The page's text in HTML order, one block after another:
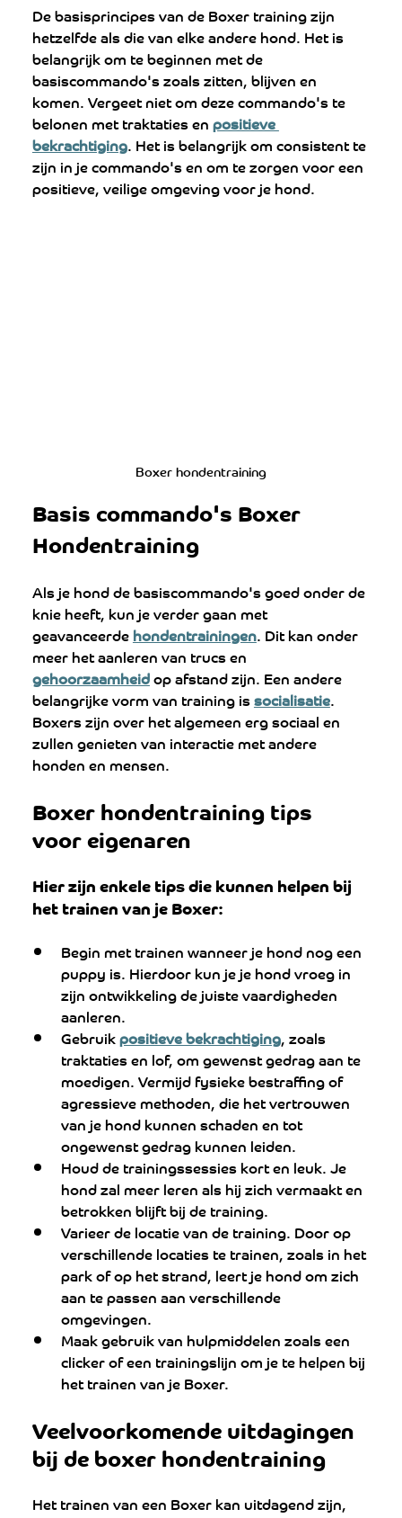
De basisprincipes van de Boxer training zijn
hetzelfde als die van elke andere hond. Het is
belangrijk om te beginnen met de
basiscommando's zoals zitten, blijven en
komen. Vergeet niet om deze commando's te
belonen met traktaties en positieve
bekrachtiging. Het is belangrijk om consistent te
zijn in je commando's en om te zorgen voor een
positieve, veilige omgeving voor je hond.
Boxer hondentraining
Basis commando's Boxer
Hondentraining
Als je hond de basiscommando's goed onder de
knie heeft, kun je verder gaan met
geavanceerde hondentrainingen. Dit kan onder
meer het aanleren van trucs en
gehoorzaamheid op afstand zijn. Een andere
belangrijke vorm van training is socialisatie.
Boxers zijn over het algemeen erg sociaal en
zullen genieten van interactie met andere
honden en mensen.
Boxer hondentraining tips
voor eigenaren
Hier zijn enkele tips die kunnen helpen bij
het trainen van je Boxer:
Begin met trainen wanneer je hond nog een
puppy is. Hierdoor kun je je hond vroeg in
zijn ontwikkeling de juiste vaardigheden
aanleren.
Gebruik positieve bekrachtiging, zoals
traktaties en lof, om gewenst gedrag aan te
moedigen. Vermijd fysieke bestraffing of
agressieve methoden, die het vertrouwen
van je hond kunnen schaden en tot
ongewenst gedrag kunnen leiden.
Houd de trainingssessies kort en leuk. Je
hond zal meer leren als hij zich vermaakt en
betrokken blijft bij de training.
Varieer de locatie van de training. Door op
verschillende locaties te trainen, zoals in het
park of op het strand, leert je hond om zich
aan te passen aan verschillende
omgevingen.
Maak gebruik van hulpmiddelen zoals een
clicker of een trainingslijn om je te helpen bij
het trainen van je Boxer.
Veelvoorkomende uitdagingen
bij de boxer hondentraining
Het trainen van een Boxer kan uitdagend zijn,